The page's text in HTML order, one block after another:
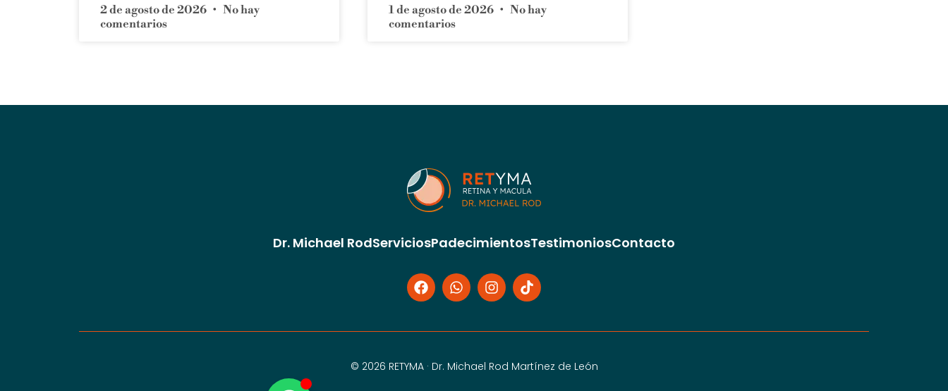
2 de agosto de 2026
No hay
comentarios
1 de agosto de 2026
No hay
comentarios
Dr. Michael RodServiciosPadecimientosTestimoniosContacto
© 2026 RETYMA · Dr. Michael Rod Martínez de León